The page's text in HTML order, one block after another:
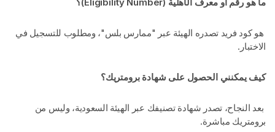
هو كود فريد تصدره الهيئة عبر "ممارس بلس"، ومطلوب للتسجيل في
الاختبار.
كيف يمكنني الحصول على شهادة برومتريك؟
بعد النجاح، تصدر شهادة تصنيفك عبر الهيئة السعودية، وليس من
برومتريك مباشرة.